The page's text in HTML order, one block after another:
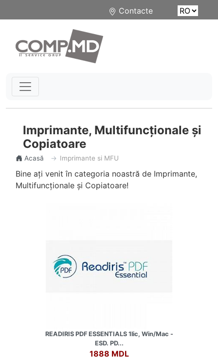
Contacte
Imprimante, Multifuncționale și
Copiatoare
Acasă Imprimante si MFU
Bine ați venit în categoria noastră de Imprimante,
Multifuncționale și Copiatoare!
READIRIS PDF ESSENTIALS 1lic, Win/Mac -
ESD. PD...
1888 MDL